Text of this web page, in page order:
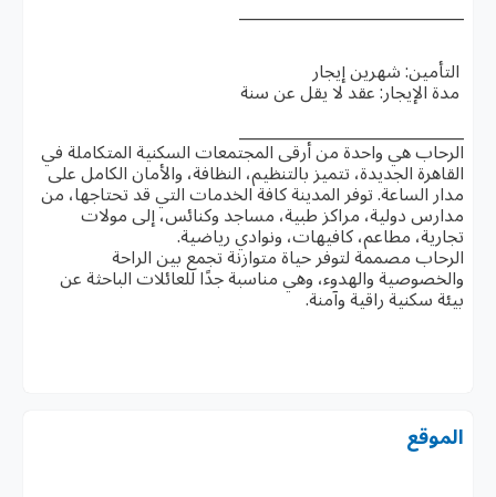
التأمين: شهرين إيجار
مدة الإيجار: عقد لا يقل عن سنة
الرحاب هي واحدة من أرقى المجتمعات السكنية المتكاملة في
القاهرة الجديدة، تتميز بالتنظيم، النظافة، والأمان الكامل على
مدار الساعة. توفر المدينة كافة الخدمات التي قد تحتاجها، من
مدارس دولية، مراكز طبية، مساجد وكنائس، إلى مولات
تجارية، مطاعم، كافيهات، ونوادي رياضية.
الرحاب مصممة لتوفر حياة متوازنة تجمع بين الراحة
والخصوصية والهدوء، وهي مناسبة جدًا للعائلات الباحثة عن
بيئة سكنية راقية وآمنة.
الموقع